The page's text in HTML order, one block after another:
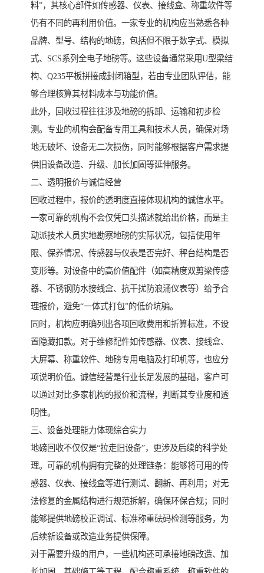
料”，其核心部件如传感器、仪表、接线盒、称重软件等
仍有不同的再利用价值。一家专业的机构应当熟悉各种
品牌、型号、结构的地磅，包括但不限于数字式、模拟
式、SCS系列全电子地磅等。这些设备通常采用U型梁结
构、Q235平板拼接成封闭箱型，若由专业团队评估，能
够合理核算其材料成本与功能价值。
此外，回收过程往往涉及地磅的拆卸、运输和初步检
测。专业的机构会配备专用工具和技术人员，确保对场
地无破坏、设备无二次损伤，同时能够根据客户需求提
供旧设备改造、升级、加长加固等延伸服务。
二、透明报价与诚信经营
回收过程中，报价的透明度直接体现机构的诚信水平。
一家可靠的机构不会仅凭口头描述就给出价格，而是主
动派技术人员实地勘察地磅的实际状况，包括使用年
限、保养情况、传感器与仪表是否完好、秤台结构是否
变形等。对设备中的高价值配件（如高精度双剪梁传感
器、不锈钢防水接线盒、抗干扰防浪涌仪表等）给予合
理报价，避免“一体式打包”的低价坑骗。
同时，机构应明确列出各项回收费用和折算标准，不设
置隐藏扣款。对于维修配件如传感器、仪表、接线盒、
大屏幕、称重软件、地磅专用电脑及打印机等，也应分
项说明价值。诚信经营是行业长足发展的基础，客户可
以通过对比多家机构的报价和流程，判断其专业度和透
明性。
三、设备处理能力体现综合实力
地磅回收不仅仅是“拉走旧设备”，更涉及后续的科学处
理。可靠的机构拥有完整的处理链条：能够将可用的传
感器、仪表、接线盒等进行测试、翻新、再利用；对无
法修复的金属结构进行规范拆解，确保环保合规；同时
能够提供地磅校正调试、标准称重砝码检测等服务，为
后续新设备或改造业务提供保障。
对于需要升级的用户，一些机构还可承接地磅改造、加